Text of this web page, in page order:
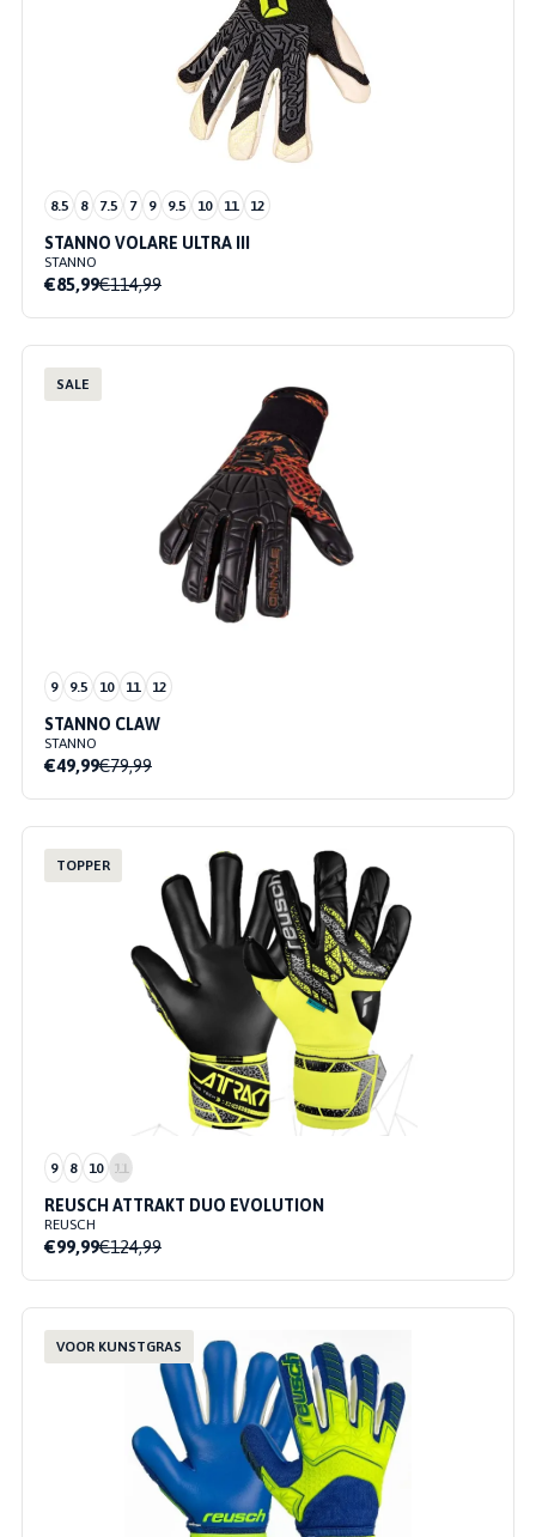
8.5 8 7.5 7 9 9.5 10 11 12
STANNO VOLARE ULTRA III
STANNO
€85,99€114,99
SALE
9 9.5 10 11 12
STANNO CLAW
STANNO
€49,99€79,99
TOPPER
9 8 10 11
REUSCH ATTRAKT DUO EVOLUTION
REUSCH
€99,99€124,99
VOOR KUNSTGRAS